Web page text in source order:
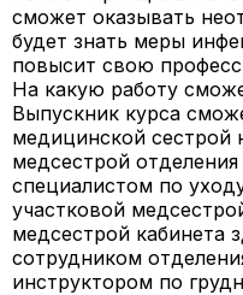
сможет оказывать
будет знать меры
повысит свою
На какую работу
Выпускник курса
медицинской сестрой
медсестрой
специалистом по
участковой
медсестрой кабинета
сотрудником
инструктором по